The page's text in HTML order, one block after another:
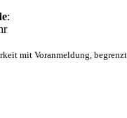
:
mit Voranmeldung,